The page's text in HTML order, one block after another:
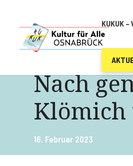
KUKUK –
Nach
Klömich
16. Februar 2023